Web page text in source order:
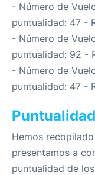
- Número de
puntualidad: 47 -
- Número de
puntualidad: 92 -
- Número de
puntualidad: 47 -
Hemos
presentamos a
puntualidad de